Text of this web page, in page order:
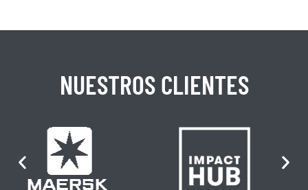
NUESTROS CLIENTES